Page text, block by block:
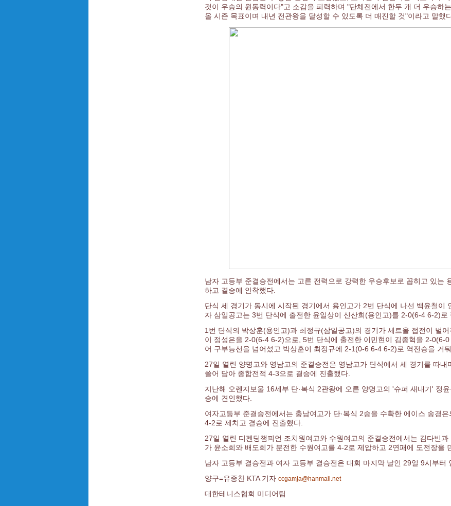
것이 우승의 원동력이다"고 소감을 피력하며 "단체전에서 한두 개 더 우승하
올 시즌 목표이며 내년 전관왕을 달성할 수 있도록 더 매진할 것"이라고 말했
남자 고등부 준결승전에서는 고른 전력으로 강력한 우승후보로 꼽히고 있는
하고 결승에 안착했다.
단식 세 경기가 동시에 시작된 경기에서 용인고가 2번 단식에 나선 백윤철
자 삼일공고는 3번 단식에 출전한 윤일상이 신산희(용인고)를 2-0(6-4 6-2)로
1번 단식의 박상훈(용인고)과 최정규(삼일공고)의 경기가 세트올 접전이 벌
이 정성은을 2-0(6-4 6-2)으로, 5번 단식에 출전한 이민현이 김종혁을 2-0(6-
어 구부능선을 넘어섰고 박상훈이 최정규에 2-1(0-6 6-4 6-2)로 역전승을 거
27일 열린 양명고와 영남고의 준결승전은 영남고가 단식에서 세 경기를 따
쓸어 담아 종합전적 4-3으로 결승에 진출했다.
지난해 오렌지보울 16세부 단·복식 2관왕에 오른 양명고의 '슈퍼 새내기' 정
승에 견인했다.
여자고등부 준결승전에서는 충남여고가 단·복식 2승을 수확한 에이스 송경
4-2로 제치고 결승에 진출했다.
27일 열린 디펜딩챔피언 조치원여고와 수원여고의 준결승전에서는 김다빈
가 윤소희와 배도희가 분전한 수원여고를 4-2로 제압하고 2연패에 도전장을
남자 고등부 결승전과 여자 고등부 결승전은 대회 마지막 날인 29일 9시부터
양구=유종찬 KTA 기자 ccgamja@hanmail.net
대한테니스협회 미디어팀